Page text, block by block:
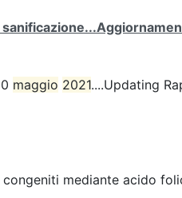
maggio 2021....Updating
mediante acido